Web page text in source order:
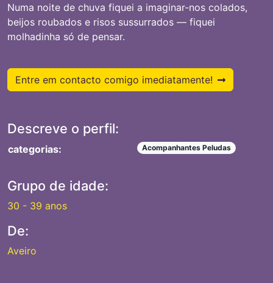
Numa noite de chuva fiquei a imaginar-nos colados,
beijos roubados e risos sussurrados — fiquei
molhadinha só de pensar.
Entre em contacto comigo imediatamente!
Descreve o perfil:
categorias: Acompanhantes Peludas
Grupo de idade:
30 - 39 anos
De:
Aveiro